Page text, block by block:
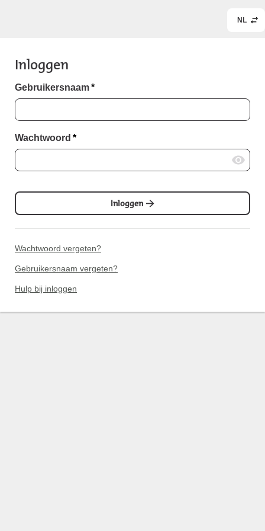
NL
Inloggen
Gebruikersnaam*
Wachtwoord *
Inloggen
Wachtwoord vergeten?
Gebruikersnaam vergeten?
Hulp bij inloggen